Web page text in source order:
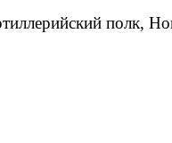
полк,